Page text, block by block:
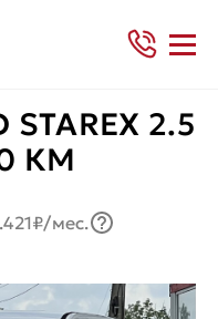
STAREX 2.5
КМ
мес.